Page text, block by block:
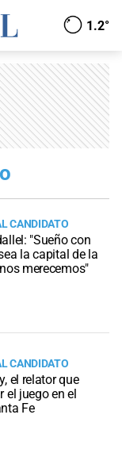
1.2°
CANDIDATO
"Sueño con
la capital de la
merecemos"
CANDIDATO
el relator que
el juego en el
Fe